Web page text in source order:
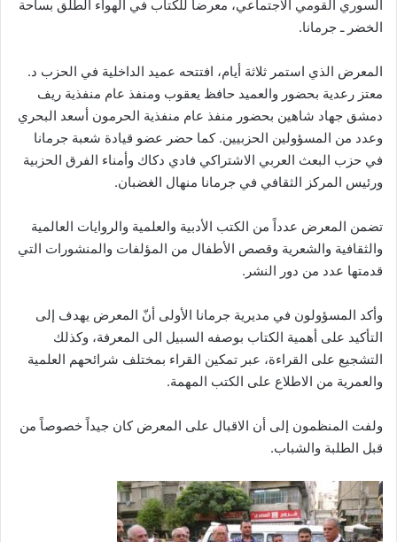
السوري القومي الاجتماعي، معرضاً للكتاب في الهواء الطلق بساحة
الخضر ـ جرمانا.
المعرض الذي استمر ثلاثة أيام، افتتحه عميد الداخلية في الحزب د.
معتز رعدية بحضور والعميد حافظ يعقوب ومنفذ عام منفذية ريف
دمشق جهاد شاهين بحضور منفذ عام منفذية الحرمون أسعد البحري
وعدد من المسؤولين الحزبيين. كما حضر عضو قيادة شعبة جرمانا
في حزب البعث العربي الاشتراكي فادي دكاك وأمناء الفرق الحزبية
ورئيس المركز الثقافي في جرمانا منهال الغضبان.
تضمن المعرض عدداً من الكتب الأدبية والعلمية والروايات العالمية
والثقافية والشعرية وقصص الأطفال من المؤلفات والمنشورات التي
قدمتها عدد من دور النشر.
وأكد المسؤولون في مديرية جرمانا الأولى أنّ المعرض يهدف إلى
التأكيد على أهمية الكتاب بوصفه السبيل الى المعرفة، وكذلك
التشجيع على القراءة، عبر تمكين القراء بمختلف شرائحهم العلمية
والعمرية من الاطلاع على الكتب المهمة.
ولفت المنظمون إلى أن الاقبال على المعرض كان جيداً خصوصاً من
قبل الطلبة والشباب.